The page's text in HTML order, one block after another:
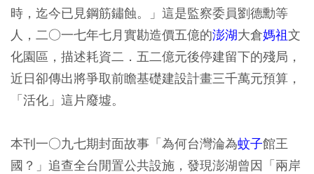
時，迄今已見鋼筋鏽蝕。」這是監察委員劉德勳等
人，二○一七年七月實勘造價五億的澎湖大倉媽祖文
化園區，描述耗資二．五二億元後停建留下的殘局，
近日卻傳出將爭取前瞻基礎建設計畫三千萬元預算，
「活化」這片廢墟。
本刊一○九七期封面故事「為何台灣淪為蚊子館王
國？」追查全台閒置公共設施，發現澎湖曾因「兩岸